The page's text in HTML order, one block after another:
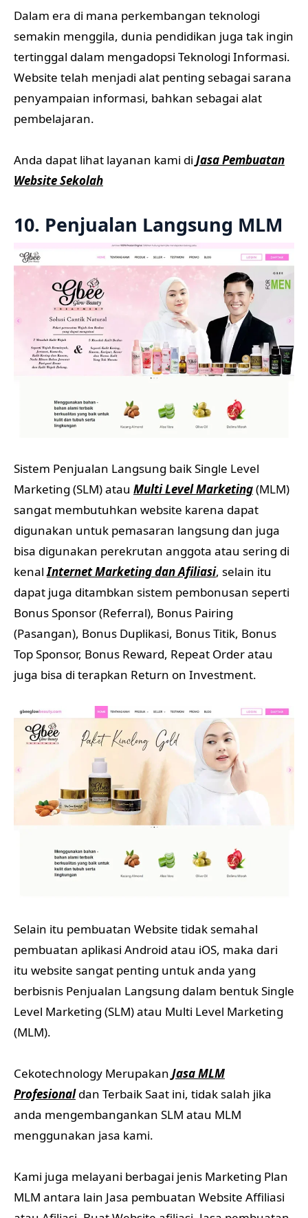
Dalam era di mana perkembangan teknologi
semakin menggila, dunia pendidikan juga tak ingin
tertinggal dalam mengadopsi Teknologi Informasi.
Website telah menjadi alat penting sebagai sarana
penyampaian informasi, bahkan sebagai alat
pembelajaran.
Anda dapat lihat layanan kami di Jasa Pembuatan
Website Sekolah
10. Penjualan Langsung MLM
Sistem Penjualan Langsung baik Single Level
Marketing (SLM) atau Multi Level Marketing(MLM)
sangat membutuhkan website karena dapat
digunakan untuk pemasaran langsung dan juga
bisa digunakan perekrutan anggota atau sering di
kenalInternet Marketing dan Afiliasi, selain itu
dapat juga ditambkan sistem pembonusan seperti
Bonus Sponsor (Referral), Bonus Pairing
(Pasangan), Bonus Duplikasi, Bonus Titik, Bonus
Top Sponsor, Bonus Reward, Repeat Order atau
juga bisa di terapkan Return on Investment.
Selain itu pembuatan Website tidak semahal
pembuatan aplikasi Android atau iOS, maka dari
itu website sangat penting untuk anda yang
berbisnis Penjualan Langsung dalam bentuk Single
Level Marketing (SLM) atau Multi Level Marketing
(MLM).
Cekotechnology Merupakan Jasa MLM
Profesionaldan Terbaik Saat ini, tidak salah jika
anda mengembangankan SLM atau MLM
menggunakan jasa kami.
Kami juga melayani berbagai jenis Marketing Plan
MLM antara lain Jasa pembuatan Website Affiliasi